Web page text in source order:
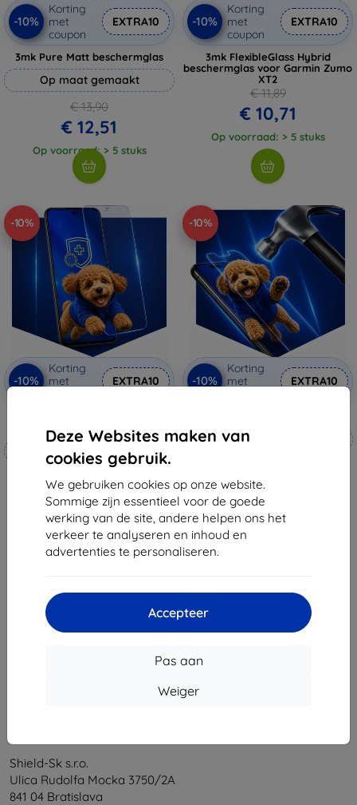
Deze Websites maken van
cookies gebruik.
We gebruiken cookies op onze website.
Sommige zijn essentieel voor de goede
werking van de site, andere helpen ons het
verkeer te analyseren en inhoud en
advertenties te personaliseren.
Accepteer
Pas aan
Weiger
-10%
Korting
met
coupon
EXTRA10
3mk Pure Matt beschermglas
Op maat gemaakt
€ 13,90
€ 12,51
Op voorraad: > 5 stuks
-10%
Korting
met
coupon
EXTRA10
3mk FlexibleGlass Hybrid
beschermglas voor Garmin Zumo
XT2
€ 11,89
€ 10,71
Op voorraad: > 5 stuks
-10%
-10%
Korting
met
EXTRA10
beschermfolie
Op maat gemaakt
€ 19,90
€ 17,92
Op voorraad: > 5 stuks
-10%
-10%
Korting
met
EXTRA10
Op maat gemaakt
€ 18,80
Op voorraad: 4 stuks
Van totaal
«
Shield-Sk s.r.o.
Ulica Rudolfa Mocka 3750/2A
841 04 Bratislava